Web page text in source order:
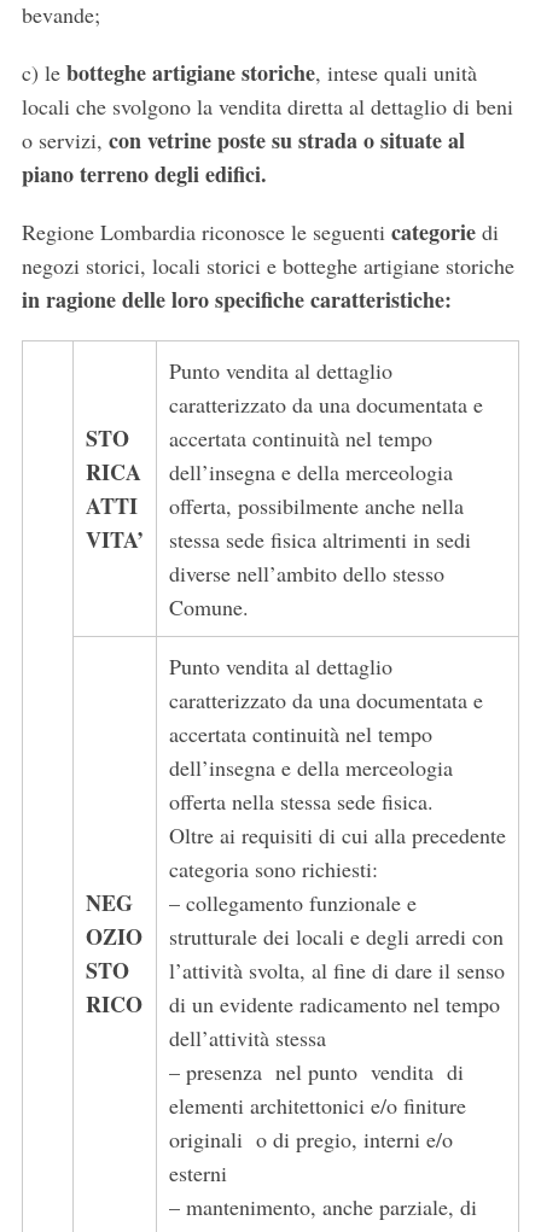
bevande;
c) le botteghe artigiane storiche, intese quali unità
locali che svolgono la vendita diretta al dettaglio di beni
o servizi, con vetrine poste su strada o situate al
piano terreno degli edifici.
Regione Lombardia riconosce le seguenti categorie di
negozi storici, locali storici e botteghe artigiane storiche
in ragione delle loro specifiche caratteristiche:
STO
RICA
ATTI
VITA’
Punto vendita al dettaglio
caratterizzato da una documentata e
accertata continuità nel tempo
dell’insegna e della merceologia
offerta, possibilmente anche nella
stessa sede fisica altrimenti in sedi
diverse nell’ambito dello stesso
Comune.
NEG
OZIO
STO
RICO
Punto vendita al dettaglio
caratterizzato da una documentata e
accertata continuità nel tempo
dell’insegna e della merceologia
offerta nella stessa sede fisica.
Oltre ai requisiti di cui alla precedente
categoria sono richiesti:
– collegamento funzionale e
strutturale dei locali e degli arredi con
l’attività svolta, al fine di dare il senso
di un evidente radicamento nel tempo
dell’attività stessa
– presenza nel punto vendita di
elementi architettonici e/o ﬁniture
originali o di pregio, interni e/o
esterni
– mantenimento, anche parziale, di